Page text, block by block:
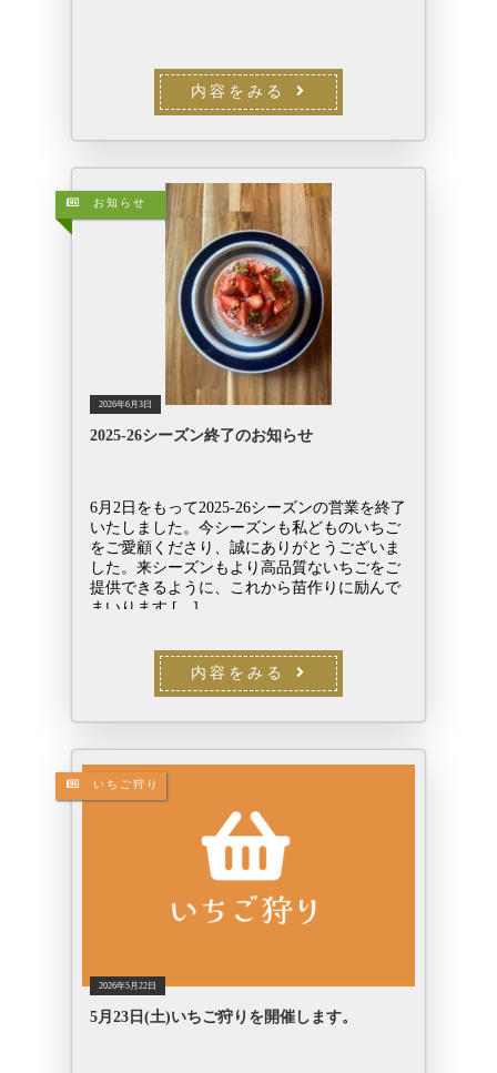
内容をみる
お知らせ
2026年6月3日
2025-26シーズン終了のお知らせ
6月2日をもって2025-26シーズンの営業を終了
いたしました。今シーズンも私どものいちご
をご愛顧くださり、誠にありがとうございま
した。来シーズンもより高品質ないちごをご
提供できるように、これから苗作りに励んで
まいります […]
内容をみる
いちご狩り
2026年5月22日
5月23日(土)いちご狩りを開催します。